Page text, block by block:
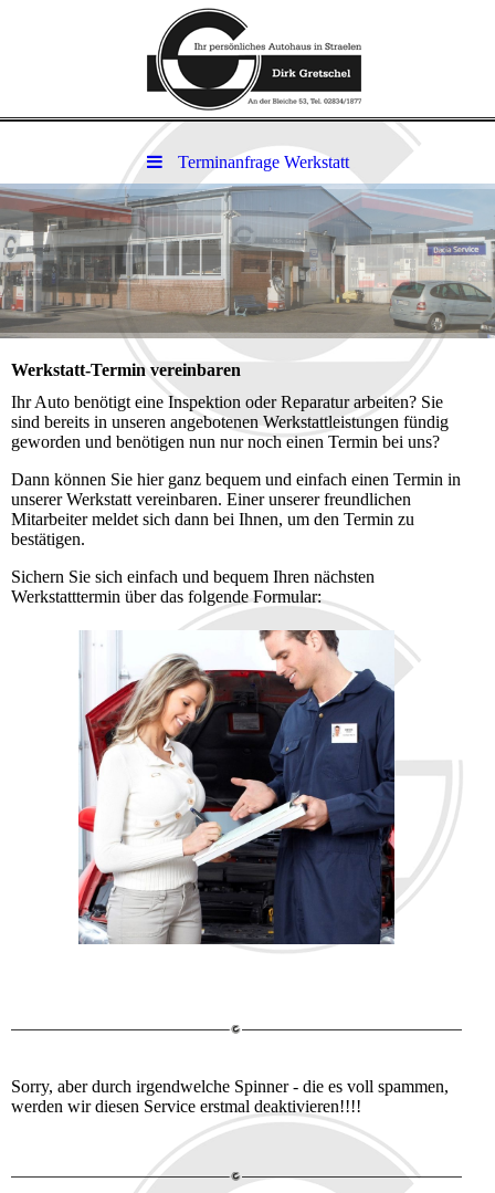
Terminanfrage Werkstatt
Werkstatt-Termin vereinbaren
Ihr Auto benötigt eine Inspektion oder Reparatur arbeiten? Sie
sind bereits in unseren angebotenen Werkstattleistungen fündig
geworden und benötigen nun nur noch einen Termin bei uns?
Dann können Sie hier ganz bequem und einfach einen Termin in
unserer Werkstatt vereinbaren. Einer unserer freundlichen
Mitarbeiter meldet sich dann bei Ihnen, um den Termin zu
bestätigen.
Sichern Sie sich einfach und bequem Ihren nächsten
Werkstatttermin über das folgende Formular:
Sorry, aber durch irgendwelche Spinner - die es voll spammen,
werden wir diesen Service erstmal deaktivieren!!!!